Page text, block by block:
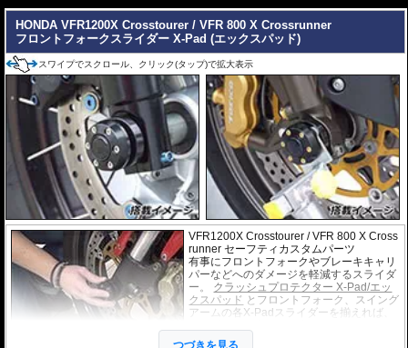
高い汎用性
直径25mmのエンジンガードであれば装着可能。さまざまな車両で使用でき
る汎用性の高い設計です。
※商品は汎用品となります。事前にお持ちのエンジンガードの直径と取り付け
部分が取付要件を満たしていることをお確かめください。
HONDA VFR1200X Crosstourer / VFR 800 X Crossrunner
フロントフォークスライダー X-Pad (エックスパッド)
スワイプでスクロール、クリック(タップ)で拡大表示
VFR1200X Crosstourer / VFR 800 X Cross
runner セーフティカスタムパーツ
有事にフロントフォークやブレーキキャリ
パーなどへのダメージを軽減するスライダ
ー。 クラッシュプロテクター X-Pad/エッ
クスパッド とフロントフォーク、スイング
アームの各X-Padスライダーを揃えれば、
またスライダーには中央に切欠きがあり、